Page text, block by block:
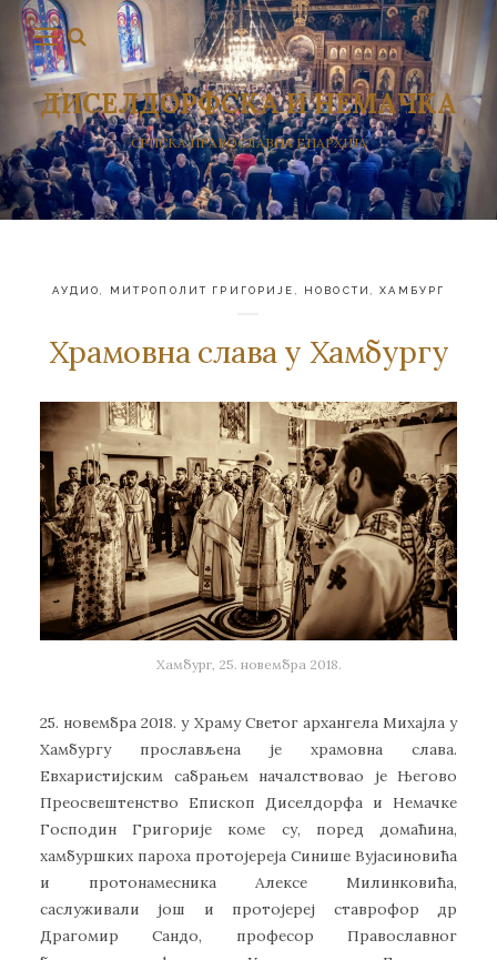
ДИСЕЛДОРФСКА И НЕМАЧКА
СРПСКА ПРАВОСЛАВНА ЕПАРХИЈА
АУДИО МИТРОПОЛИТ ГРИГОРИЈЕ НОВОСТИ ,ХАМБУРГ
Храмовна слава у Хамбургу
Хамбург, 25. новембра 2018.
25. новембра 2018. у Храму Светог архангела Михајла у
Хамбургу прослављена је храмовна слава.
Евхаристијским сабрањем началствовао је Његово
Преосвештенство Епископ Диселдорфа и Немачке
Господин Григорије коме су, поред домаћина,
хамбуршких пароха протојереја Синише Вујасиновића
и протонамесника Алексе Милинковића,
саслуживали још и протојереј ставрофор др
Драгомир Сандо, професор Православног